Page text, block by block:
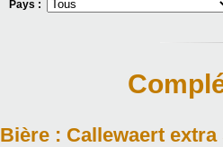
Pays :
Bière : Callewaert extra